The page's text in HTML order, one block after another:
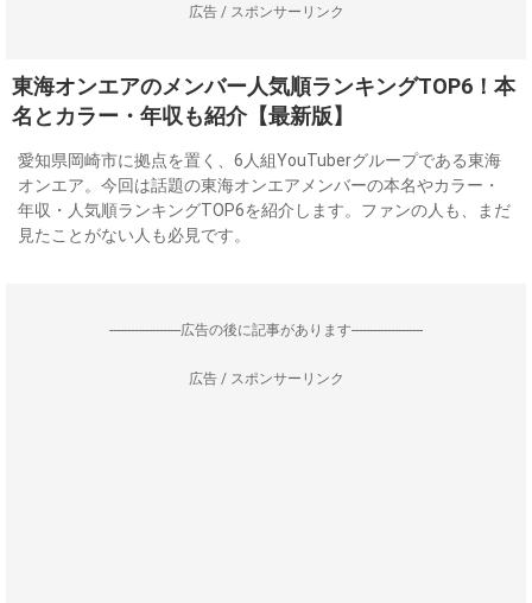
広告 / スポンサーリンク
東海オンエアのメンバー人気順ランキングTOP6！本
名とカラー・年収も紹介【最新版】
愛知県岡崎市に拠点を置く、6人組YouTuberグループである東海
オンエア。今回は話題の東海オンエアメンバーの本名やカラー・
年収・人気順ランキングTOP6を紹介します。ファンの人も、まだ
見たことがない人も必見です。
--------------------広告の後に記事があります--------------------
広告 / スポンサーリンク